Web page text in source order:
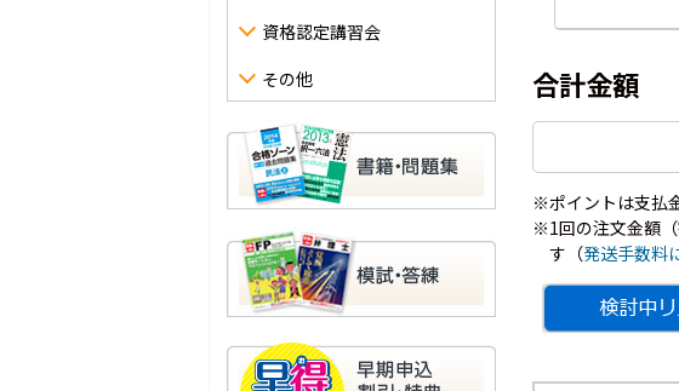
資格認定講習会
その他
合計金額
※ポイントは支払
※1回の注文金額
す（発送手数料